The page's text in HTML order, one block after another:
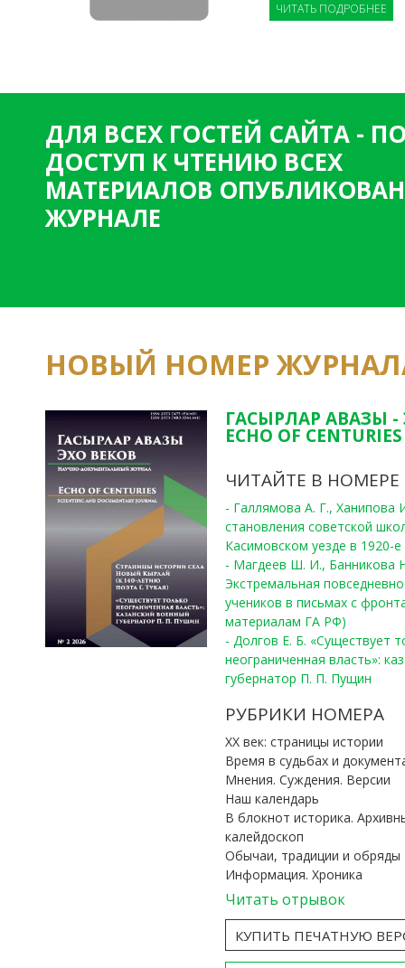
ЧИТАТЬ ПОДРОБНЕЕ
ДЛЯ ВСЕХ ГОСТЕЙ САЙТА -
ДОСТУП К ЧТЕНИЮ ВСЕХ
МАТЕРИАЛОВ
ЖУРНАЛЕ
НОВЫЙ НОМЕР
ГАСЫРЛАР АВАЗЫ -
ECHO OF
ЧИТАЙТЕ В НОМЕРЕ
- Галлямова А. Г.,
становления советской
Касимовском уезде в 1920-е
- Магдеев Ш. И., Банникова
Экстремальная
учеников в письмах с
материалам ГА РФ)
- Долгов Е. Б. «Существует
неограниченная власть»:
губернатор П. П. Пущин
РУБРИКИ НОМЕРА
ХХ век: страницы истории
Время в судьбах и
Мнения. Суждения. Версии
Наш календарь
В блокнот историка.
калейдоскоп
Обычаи, традиции и обряды
Информация. Хроника
Читать отрывок
КУПИТЬ ПЕЧАТНУЮ